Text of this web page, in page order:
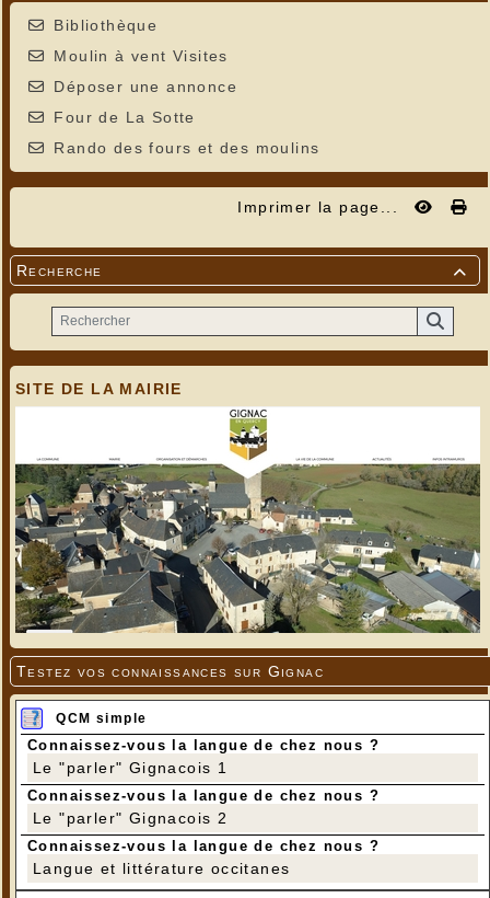
Bibliothèque
Moulin à vent Visites
Déposer une annonce
Four de La Sotte
Rando des fours et des moulins
Imprimer la page...

Recherche
SITE DE LA MAIRIE
Testez vos connaissances sur Gignac
QCM simple
Connaissez-vous la langue de chez nous ?
Le "parler" Gignacois 1
Connaissez-vous la langue de chez nous ?
Le "parler" Gignacois 2
Connaissez-vous la langue de chez nous ?
Langue et littérature occitanes